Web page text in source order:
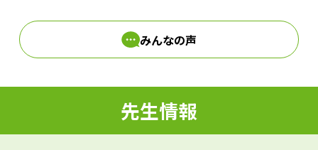
e
o
みんなの声
先生情報